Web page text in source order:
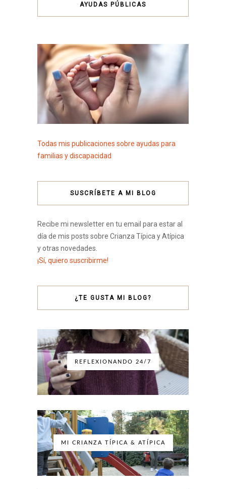
AYUDAS PÚBLICAS
Todas mis publicaciones sobre ayudas para
familias y discapacidad
SUSCRÍBETE A MI BLOG
Recibe mi newsletter en tu email para estar al
día de mis posts sobre Crianza Típica y Atípica
y otras novedades.
¡Sí, quiero suscribirme!
¿TE GUSTA MI BLOG?
REFLEXIONANDO 24/7
MI CRIANZA TÍPICA & ATÍPICA